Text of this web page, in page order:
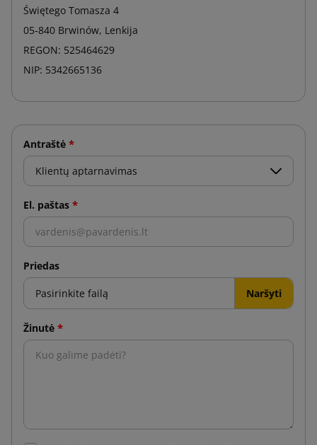
Świętego Tomasza 4
05-840 Brwinów, Lenkija
REGON: 525464629
NIP: 5342665136
Antraštė *
El. paštas *
Priedas
Pasirinkite failą
Žinutė *